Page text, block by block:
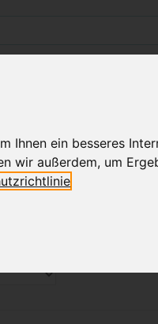
Ihnen ein besseres
wir außerdem, um